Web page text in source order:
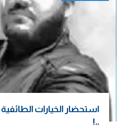
استحضار الخيارات الطائفية
،،!